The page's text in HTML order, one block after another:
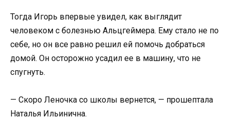
Тогда Игорь впервые увидел, как выглядит
человеком с болезнью Альцгеймера. Ему стало не по
себе, но он все равно решил ей помочь добраться
домой. Он осторожно усадил ее в машину, что не
спугнуть.
— Скоро Леночка со школы вернется, — прошептала
Наталья Ильинична.